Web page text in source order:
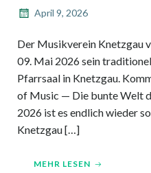
April 9, 2026
Der Musikverein Knetzgau
09. Mai 2026 sein
Pfarrsaal in Knetzgau.
of Music — Die bunte Welt
2026 ist es endlich wieder
Knetzgau […]
MEHR LESEN